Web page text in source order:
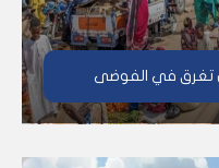
تغرق في الفوضى